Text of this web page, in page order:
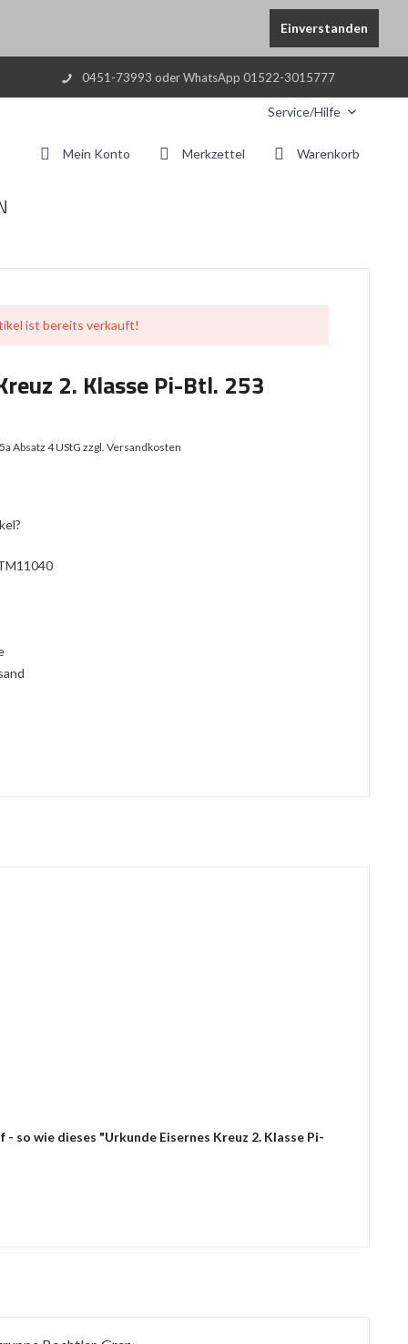
Einverstanden
0451-73993 oder WhatsApp 01522-3015777
Service/Hilfe
Warenkorb
Merkzettel
Mein Konto
ist bereits verkauft!
2. Klasse Pi-Btl. 253
Absatz 4 UStGzzgl. Versandkosten
so wie dieses "Urkunde Eisernes Kreuz 2. Klasse Pi-